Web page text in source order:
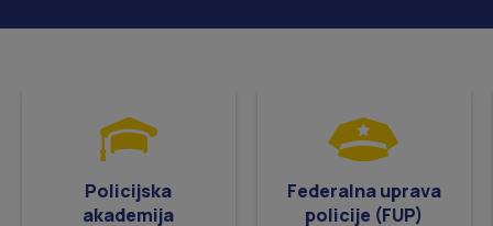
Policijska
akademija
Federalna uprava
policije (FUP)